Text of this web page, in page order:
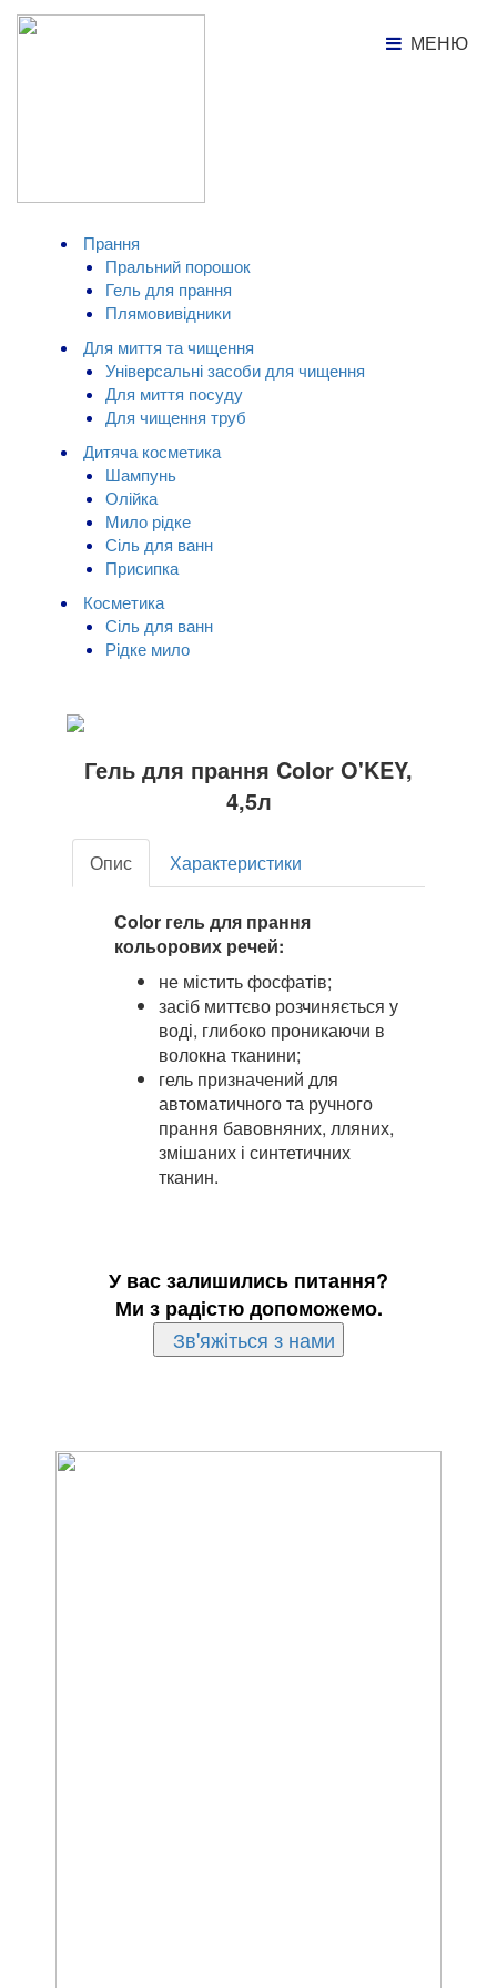
МЕНЮ
МЕНЮ
КАТАЛОГ ТОВАРІВ
Прання
Пральний порошок
Гель для прання
Плямовивідники
Для миття та чищення
Універсальні засоби для чищення
Для миття посуду
Для чищення труб
Дитяча косметика
Шампунь
Олійка
Мило рідке
Сіль для ванн
Присипка
Косметика
Сіль для ванн
Рідке мило
Гель для прання Color O'KEY,
4,5л
Опис Характеристики
Color гель для прання
кольорових речей:
не містить фосфатів;
засіб миттєво розчиняється у
воді, глибоко проникаючи в
волокна тканини;
гель призначений для
автоматичного та ручного
прання бавовняних, лляних,
змішаних і синтетичних
тканин.
У вас залишились питання?
Ми з радістю допоможемо.
Зв'яжіться з нами